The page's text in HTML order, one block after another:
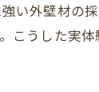
い外壁材の
こうした実